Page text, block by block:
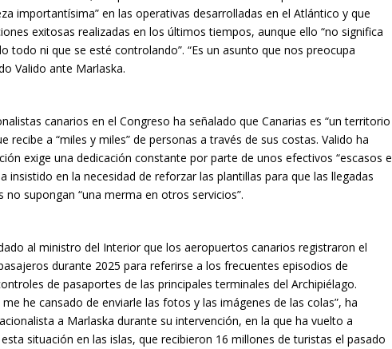
importantísima” en las operativas desarrolladas en el Atlántico y que
exitosas realizadas en los últimos tiempos, aunque ello “no significa
todo ni que se esté controlando”. “Es un asunto que nos preocupa
Valido ante Marlaska.
canarios en el Congreso ha señalado que Canarias es “un territorio
recibe a “miles y miles” de personas a través de sus costas. Valido ha
exige una dedicación constante por parte de unos efectivos “escasos e
insistido en la necesidad de reforzar las plantillas para que las llegadas
supongan “una merma en otros servicios”.
al ministro del Interior que los aeropuertos canarios registraron el
durante 2025 para referirse a los frecuentes episodios de
de pasaportes de las principales terminales del Archipiélago.
he cansado de enviarle las fotos y las imágenes de las colas”, ha
a Marlaska durante su intervención, en la que ha vuelto a
situación en las islas, que recibieron 16 millones de turistas el pasado